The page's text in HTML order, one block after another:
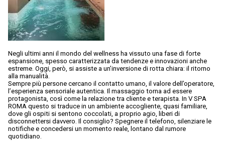
Negli ultimi anni il mondo del wellness ha vissuto una fase di forte
espansione, spesso caratterizzata da tendenze e innovazioni anche
estreme. Oggi, però, si assiste a un’inversione di rotta chiara: il ritorno
alla manualità.
Sempre più persone cercano il contatto umano, il valore dell’operatore,
l’esperienza sensoriale autentica. Il massaggio torna ad essere
protagonista, così come la relazione tra cliente e terapista. In V SPA
ROMA questo si traduce in un ambiente accogliente, quasi familiare,
dove gli ospiti si sentono coccolati, a proprio agio, liberi di
disconnettersi davvero. Il consiglio? Spegnere il telefono, silenziare le
notifiche e concedersi un momento reale, lontano dal rumore
quotidiano.